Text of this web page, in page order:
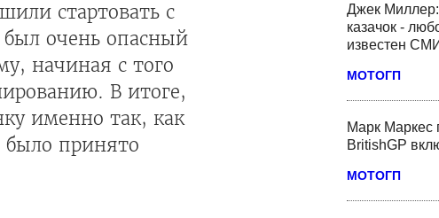
Джек Миллер:
казачок -
известен
МОТОГП
Марк Маркес
BritishGP
МОТОГП
стартовать с
очень опасный
начиная с того
В итоге,
именно так, как
было принято